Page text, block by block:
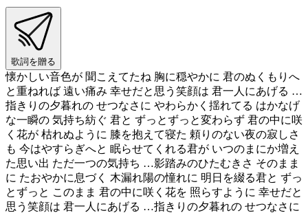
歌詞を贈る
懐かしい音色が 聞こえてたね 胸に穏やかに 君のぬくもりへ
と重ねれば 遠い痛み 幸せだと思う笑顔は 君一人にあげる …
指きりの夕暮れの せつなさに やわらかく揺れてる はかなげ
な一瞬の 気持ち紡ぐ 君と ずっとずっと変わらず 君の中に咲
く花が 枯れぬように 膝を抱えて寝た 頼りのない夜の寂しさ
も 今はやすらぎへと 眠らせてくれる君が いつのまにか増え
た思い出 ただ一つの気持ち …影踏みのひたむきさ そのまま
に たおやかに息づく 木漏れ陽の憧れに 明日を綴る君と ずっ
とずっと このまま 君の中に咲く花を 照らすように 幸せだと
思う笑顔は 君一人にあげる …指きりの夕暮れの せつなさに